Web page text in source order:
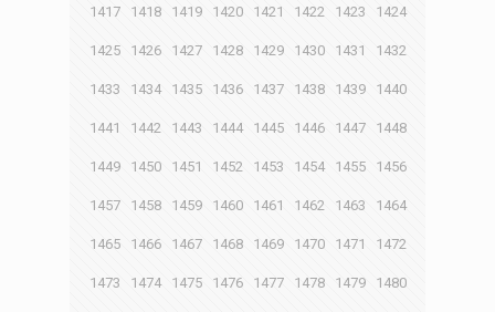
1417 1418 1419 1420 1421 1422 1423 1424
1425 1426 1427 1428 1429 1430 1431 1432
1433 1434 1435 1436 1437 1438 1439 1440
1441 1442 1443 1444 1445 1446 1447 1448
1449 1450 1451 1452 1453 1454 1455 1456
1457 1458 1459 1460 1461 1462 1463 1464
1465 1466 1467 1468 1469 1470 1471 1472
1473 1474 1475 1476 1477 1478 1479 1480